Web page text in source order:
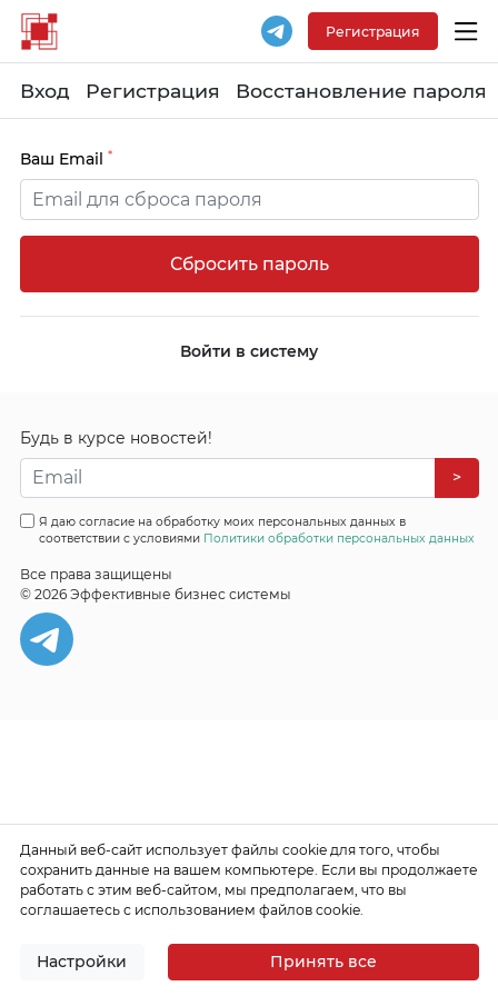
Регистрация
Вход Регистрация Восстановление пароля
Ваш Email *
Войти в систему
Будь в курсе новостей!
>
Я даю согласие на обработку моих персональных данных в
соответствии с условиями Политики обработки персональных данных
Все права защищены
© 2026 Эффективные бизнес системы
Данный веб-сайт использует файлы cookie для того, чтобы
сохранить данные на вашем компьютере. Если вы продолжаете
работать с этим веб-сайтом, мы предполагаем, что вы
соглашаетесь с использованием файлов cookie.
Настройки Принять все